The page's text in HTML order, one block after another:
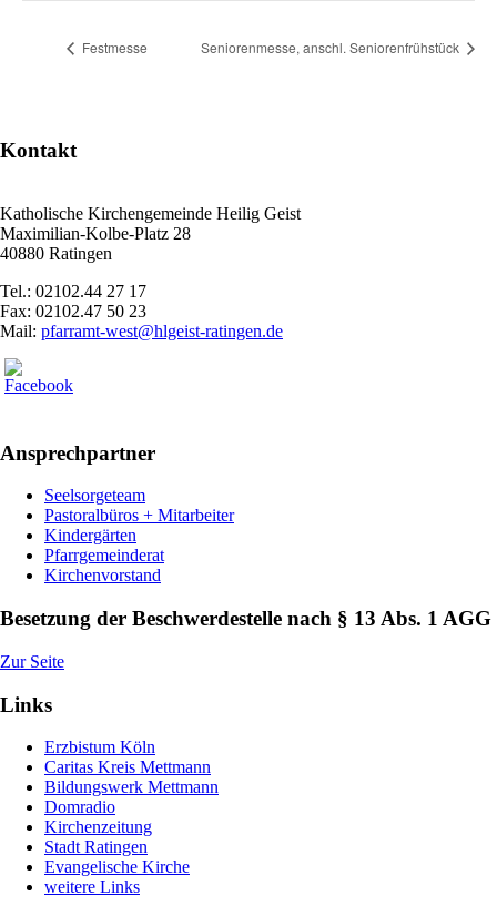
Festmesse Seniorenmesse, anschl. Seniorenfrühstück
Kontakt
Katholische Kirchengemeinde Heilig Geist
Maximilian-Kolbe-Platz 28
40880 Ratingen
Tel.: 02102.44 27 17
Fax: 02102.47 50 23
Mail: pfarramt-west@hlgeist-ratingen.de
Ansprechpartner
Seelsorgeteam
Pastoralbüros + Mitarbeiter
Kindergärten
Pfarrgemeinderat
Kirchenvorstand
Besetzung der Beschwerdestelle nach § 13 Abs. 1 AGG
Zur Seite
Links
Erzbistum Köln
Caritas Kreis Mettmann
Bildungswerk Mettmann
Domradio
Kirchenzeitung
Stadt Ratingen
Evangelische Kirche
weitere Links